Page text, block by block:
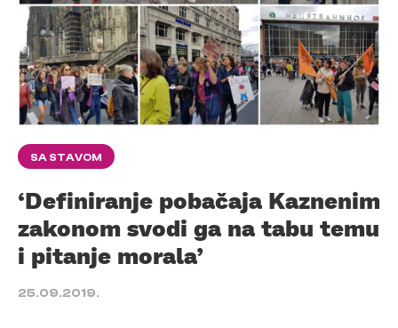
SA STAVOM
‘Definiranje pobačaja Kaznenim
zakonom svodi ga na tabu temu
i pitanje morala’
25.09.2019.